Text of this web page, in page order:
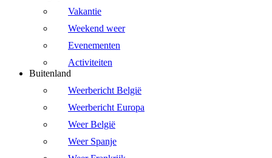
Vakantie
Weekend weer
Evenementen
Activiteiten
Buitenland
Weerbericht België
Weerbericht Europa
Weer België
Weer Spanje